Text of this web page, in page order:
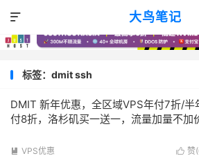
大鸟笔记

标签：dmit ssh
DMIT 新年优惠，全区域VPS年付7折/半
付8折，洛杉矶买一送一，流量加量不加
 赞(
 VPS优惠